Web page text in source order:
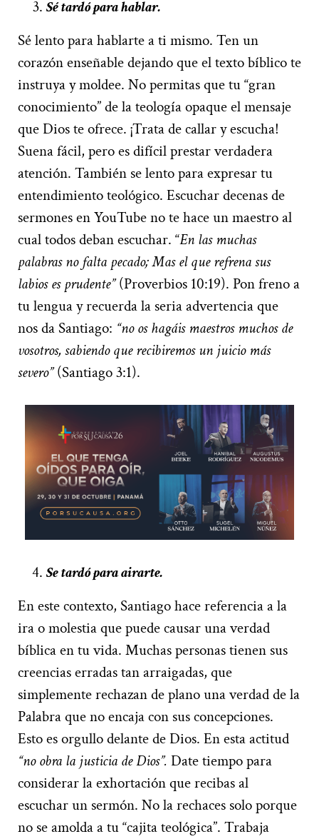
Sé tardó para hablar.
Sé lento para hablarte a ti mismo. Ten un
corazón enseñable dejando que el texto bíblico te
instruya y moldee. No permitas que tu “gran
conocimiento” de la teología opaque el mensaje
que Dios te ofrece. ¡Trata de callar y escucha!
Suena fácil, pero es difícil prestar verdadera
atención. También se lento para expresar tu
entendimiento teológico. Escuchar decenas de
sermones en YouTube no te hace un maestro al
cual todos deban escuchar. “En las muchas
palabras no falta pecado; Mas el que refrena sus
labios es prudente”(Proverbios 10:19). Pon freno a
tu lengua y recuerda la seria advertencia que
nos da Santiago: “no os hagáis maestros muchos de
vosotros, sabiendo que recibiremos un juicio más
severo”(Santiago 3:1).
Se tardó para airarte.
En este contexto, Santiago hace referencia a la
ira o molestia que puede causar una verdad
bíblica en tu vida. Muchas personas tienen sus
creencias erradas tan arraigadas, que
simplemente rechazan de plano una verdad de la
Palabra que no encaja con sus concepciones.
Esto es orgullo delante de Dios. En esta actitud
“no obra la justicia de Dios”. Date tiempo para
considerar la exhortación que recibas al
escuchar un sermón. No la rechaces solo porque
no se amolda a tu “cajita teológica”. Trabaja